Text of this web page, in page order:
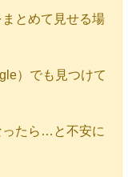
とめて見せる場
）でも見つけて
ったら…と不安に